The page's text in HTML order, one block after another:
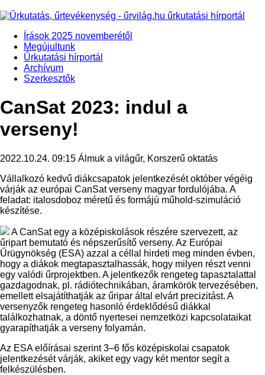
Írások 2025 novemberétől
Megújultunk
Űrkutatási hírportál
Archívum
Szerkesztők
CanSat 2023: indul a
verseny!
2022.10.24. 09:15 Álmuk a világűr, Korszerű oktatás
Vállalkozó kedvű diákcsapatok jelentkezését október végéig
várják az európai CanSat verseny magyar fordulójába. A
feladat: italosdoboz méretű és formájú műhold-szimuláció
készítése.
A CanSat egy a középiskolások részére szervezett, az
űripart bemutató és népszerűsítő verseny. Az Európai
Űrügynökség (ESA) azzal a céllal hirdeti meg minden évben,
hogy a diákok megtapasztalhassák, hogy milyen részt venni
egy valódi űrprojektben. A jelentkezők rengeteg tapasztalattal
gazdagodnak, pl. rádiótechnikában, áramkörök tervezésében,
emellett elsajátíthatják az űripar által elvárt precizitást. A
versenyzők rengeteg hasonló érdeklődésű diákkal
találkozhatnak, a döntő nyertesei nemzetközi kapcsolataikat
gyarapíthatják a verseny folyamán.
Az ESA előírásai szerint 3–6 fős középiskolai csapatok
jelentkezését várják, akiket egy vagy két mentor segít a
felkészülésben.